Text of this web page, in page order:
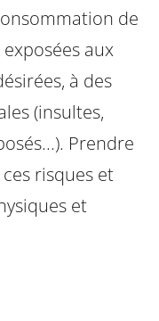
de
aux
à des
(insultes,
Prendre
risques et
et